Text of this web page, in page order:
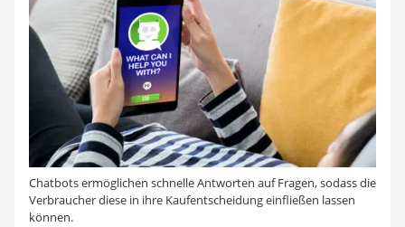
Chatbots ermöglichen schnelle Antworten auf Fragen, sodass die
Verbraucher diese in ihre Kaufentscheidung einfließen lassen
können.